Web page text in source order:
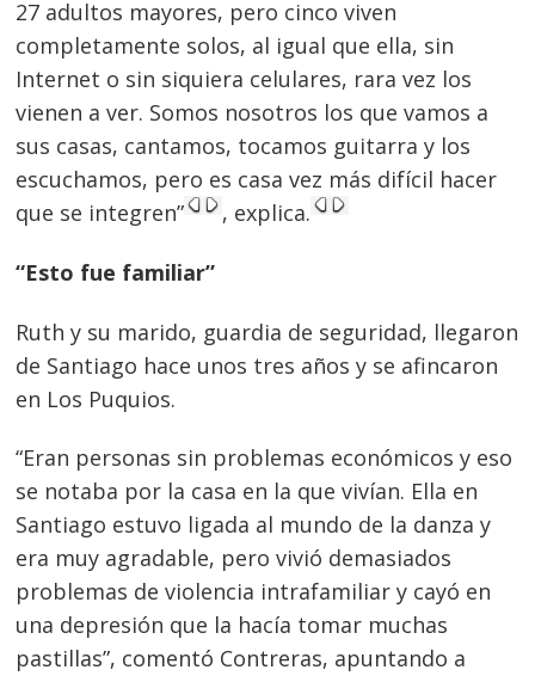
27 adultos mayores, pero cinco viven
completamente solos, al igual que ella, sin
Internet o sin siquiera celulares, rara vez los
vienen a ver. Somos nosotros los que vamos a
sus casas, cantamos, tocamos guitarra y los
escuchamos, pero es casa vez más difícil hacer
que se integren”
, explica.
“Esto fue familiar”
Ruth y su marido, guardia de seguridad, llegaron
de Santiago hace unos tres años y se afincaron
en Los Puquios.
“Eran personas sin problemas económicos y eso
se notaba por la casa en la que vivían. Ella en
Santiago estuvo ligada al mundo de la danza y
era muy agradable, pero vivió demasiados
problemas de violencia intrafamiliar y cayó en
una depresión que la hacía tomar muchas
pastillas”, comentó Contreras, apuntando a
Navegación
entradas